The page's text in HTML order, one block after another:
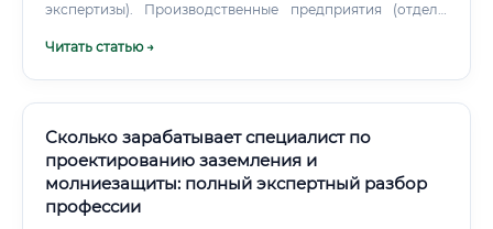
экспертизы). Производственные предприятия (отделы
Читать статью →
Сколько зарабатывает специалист по
проектированию заземления и
молниезащиты: полный экспертный разбор
профессии